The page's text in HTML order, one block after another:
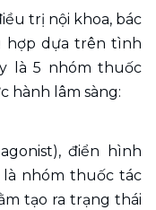
trị nội khoa, bác
hợp dựa trên tình
là 5 nhóm thuốc
hành lâm sàng:
điển hình
là nhóm thuốc tác
tạo ra trạng thái